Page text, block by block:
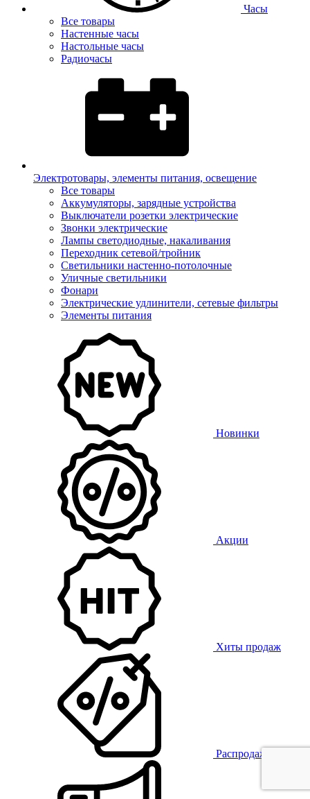
Часы
Все товары
Настенные часы
Настольные часы
Радиочасы
Электротовары, элементы питания, освещение
Все товары
Аккумуляторы, зарядные устройства
Выключатели розетки электрические
Звонки электрические
Лампы светодиодные, накаливания
Переходник сетевой/тройник
Светильники настенно-потолочные
Уличные светильники
Фонари
Электрические удлинители, сетевые фильтры
Элементы питания
Новинки
Акции
Хиты продаж
Распродажа